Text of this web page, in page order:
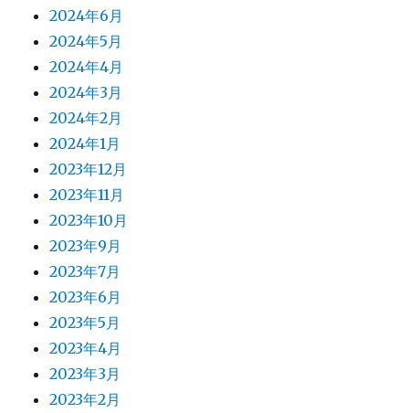
2024年6月
2024年5月
2024年4月
2024年3月
2024年2月
2024年1月
2023年12月
2023年11月
2023年10月
2023年9月
2023年7月
2023年6月
2023年5月
2023年4月
2023年3月
2023年2月